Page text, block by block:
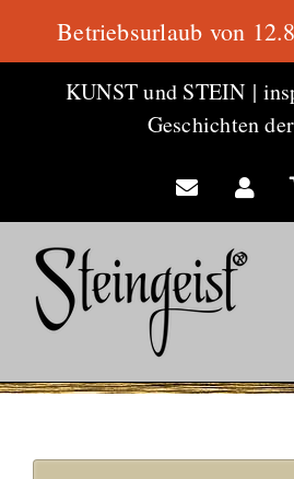
KUNST und STEIN |
Geschichten
Betriebsurlaub von